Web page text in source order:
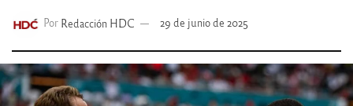
Por Redacción HDC 29 de junio de 2025